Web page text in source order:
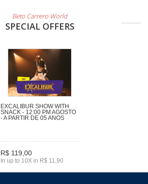
Beto Carrero World
SPECIAL OFFERS
EXCALIBUR SHOW WITH
SNACK - 12:00 PM AGOSTO
- A PARTIR DE 05 ANOS
R$ 119,00
In up to 10X in R$ 11,90